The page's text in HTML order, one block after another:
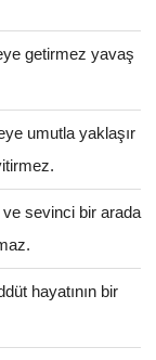
getirmez yavaş
umutla yaklaşır
ve sevinci bir arada
hayatının bir